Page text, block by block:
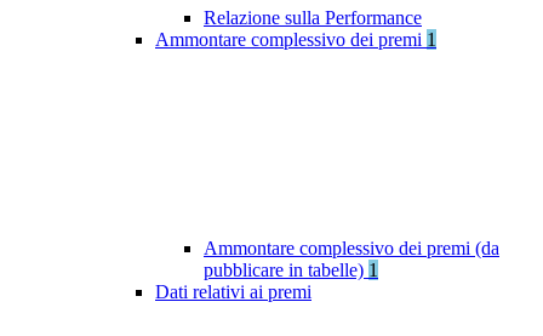
Relazione sulla Performance
Ammontare complessivo dei premi 1
Ammontare complessivo dei premi (da
pubblicare in tabelle) 1
Dati relativi ai premi